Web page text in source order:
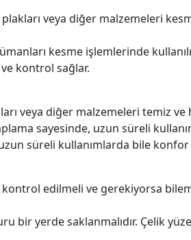
veya diğer malzemeleri
kesme işlemlerinde
kontrol sağlar.
veya diğer malzemeleri temiz
sayesinde, uzun süreli
süreli kullanımlarda bile
kontrol edilmeli ve gerekiyorsa
bir yerde saklanmalıdır. Çelik